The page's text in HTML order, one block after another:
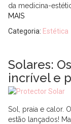
da medicina-
MAIS
Categoria: Estética
Solares:
incrível e
Sol, praia e calor.
estão lançados!